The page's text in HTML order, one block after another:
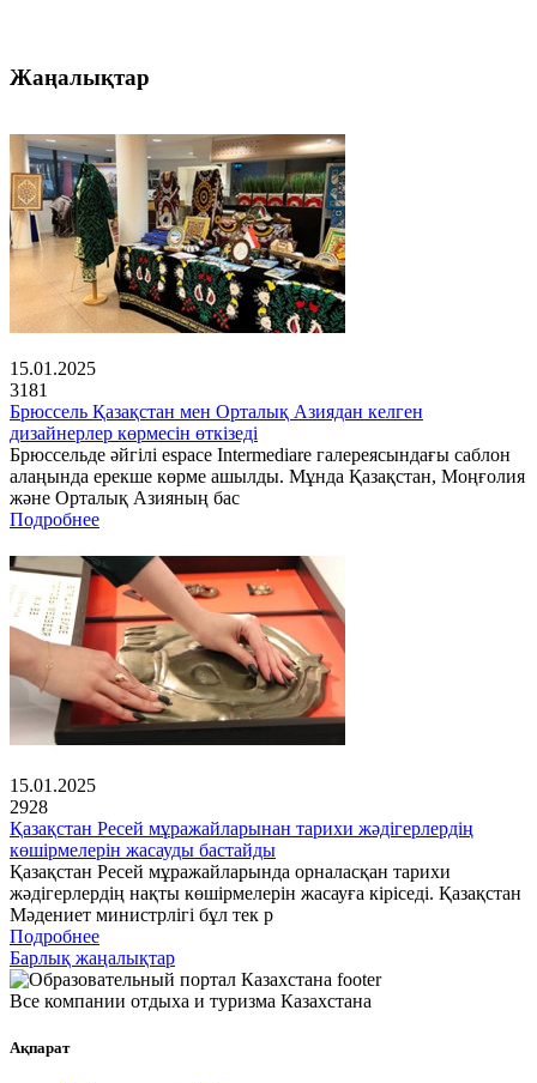
Жаңалықтар
15.01.2025
3181
Брюссель Қазақстан мен Орталық Азиядан келген
дизайнерлер көрмесін өткізеді
Брюссельде әйгілі espace Intermediare галереясындағы саблон
алаңында ерекше көрме ашылды. Мұнда Қазақстан, Моңғолия
және Орталық Азияның бас
Подробнее
15.01.2025
2928
Қазақстан Ресей мұражайларынан тарихи жәдігерлердің
көшірмелерін жасауды бастайды
Қазақстан Ресей мұражайларында орналасқан тарихи
жәдігерлердің нақты көшірмелерін жасауға кіріседі. Қазақстан
Мәдениет министрлігі бұл тек р
Подробнее
Барлық жаңалықтар
Все компании отдыха и туризма Казахстана
Ақпарат